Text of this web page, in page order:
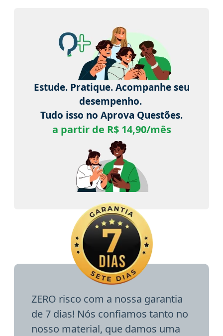
Estude. Pratique. Acompanhe seu
desempenho.
Tudo isso no Aprova Questões.
a partir de R$ 14,90/mês
ZERO risco com a nossa garantia
de 7 dias! Nós confiamos tanto no
nosso material, que damos uma